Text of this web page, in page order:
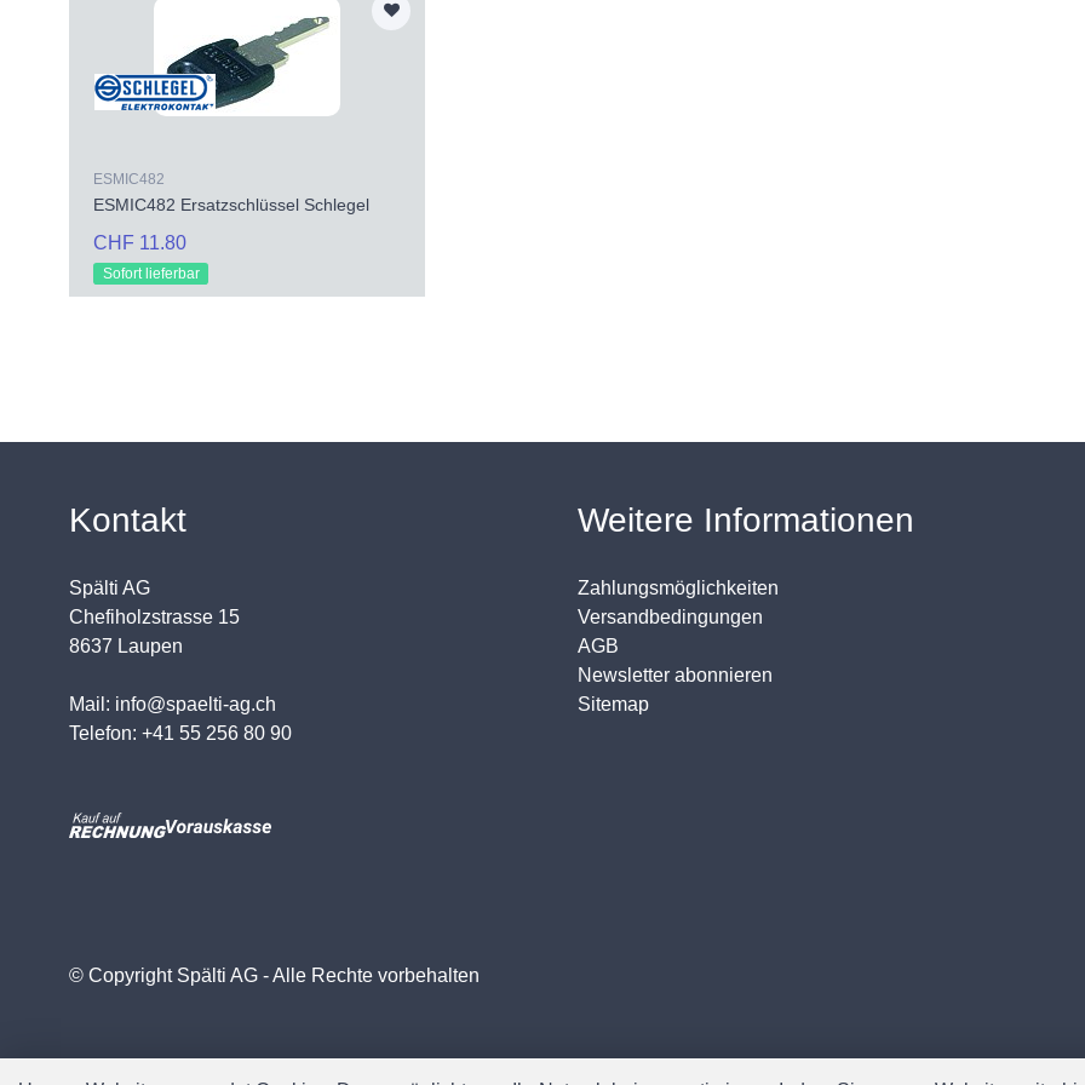
ESMIC482
ESMIC482 Ersatzschlüssel Schlegel
CHF 11.80
Sofort lieferbar
Kontakt
Spälti AG
Chefiholzstrasse 15
8637 Laupen
Mail: info@spaelti-ag.ch
Telefon: +41 55 256 80 90
Weitere Informationen
Zahlungsmöglichkeiten
Versandbedingungen
AGB
Newsletter abonnieren
Sitemap
© Copyright Spälti AG - Alle Rechte vorbehalten